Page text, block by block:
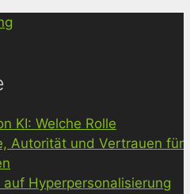
KI: Welche Rolle
Autorität und Vertrauen für
Hyperpersonalisierung